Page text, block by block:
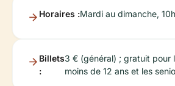
Horaires :Mardi au dimanche,
Billets
:
3 € (général) ; gratuit pour
moins de 12 ans et les